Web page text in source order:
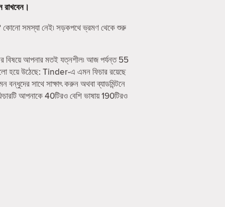
সমস্যা নেই৷ সড়কপথে ভ্রমণ থেকে শুরু
বিষয়ে আপনার মতই যত্নশীল৷ আজ পর্যন্ত 55
হয়ে উঠেছে: Tinder-এ এমন ফিচার রয়েছে
সাথে সাক্ষাৎ করুন অথবা ব্যাডমিন্টনে
আপনাকে 40টিরও বেশি ভাষায় 190টিরও